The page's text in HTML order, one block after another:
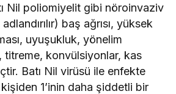
Nil poliomiyelit gibi nöroinvaziv
baş ağrısı, yüksek
uyuşukluk, yönelim
titreme, konvülsiyonlar, kas
Batı Nil virüsü ile enfekte
1’inin daha şiddetli bir